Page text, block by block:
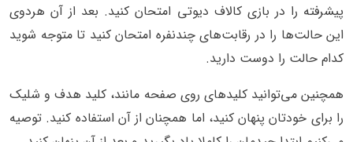
پیشرفته را در بازی کالاف دیوتی امتحان کنید. بعد از آن هردوی
این حالت‌ها را در رقابت‌های چندنفره امتحان کنید تا متوجه شوید
کدام حالت را دوست دارید.
همچنین می‌توانید کلید‌های روی صفحه مانند، کلید هدف و شلیک
را برای خودتان پنهان کنید، اما همچنان از آن استفاده کنید. توصیه